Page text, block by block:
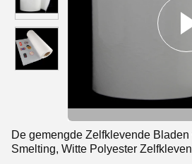
De gemengde Zelfklevende
Smelting, Witte Polyester